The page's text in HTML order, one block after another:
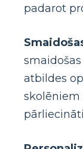
padarot
atbildes
skolēniem